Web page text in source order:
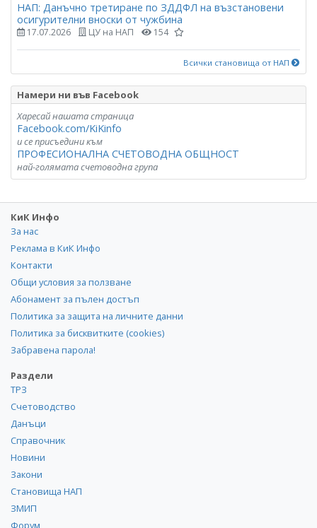
НАП: Данъчно третиране по ЗДДФЛ на възстановени
осигурителни вноски от чужбина
17.07.2026 ЦУ на НАП 154
Всички становища от НАП
Намери ни във Facebook
Харесай нашата страница
Facebook.com/KiKinfo
и се присъедини към
ПРОФЕСИОНАЛНА СЧЕТОВОДНА ОБЩНОСТ
най-голямата счетоводна група
КиК Инфо
За нас
Реклама в КиК Инфо
Контакти
Общи условия за ползване
Абонамент за пълен достъп
Политика за защита на личните данни
Политика за бисквитките (cookies)
Забравена парола!
Раздели
ТРЗ
Счетоводство
Данъци
Справочник
Новини
Закони
Становища НАП
ЗМИП
Форум